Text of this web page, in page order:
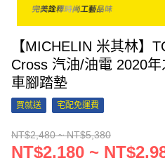
【MICHELIN 米其林】
Cross 汽油/油電 2020年之後~ 米其林 川普 汽
車腳踏墊
買就送 宅配免運費
NT$2,480 ~ NT$5,380
NT$2,180 ~